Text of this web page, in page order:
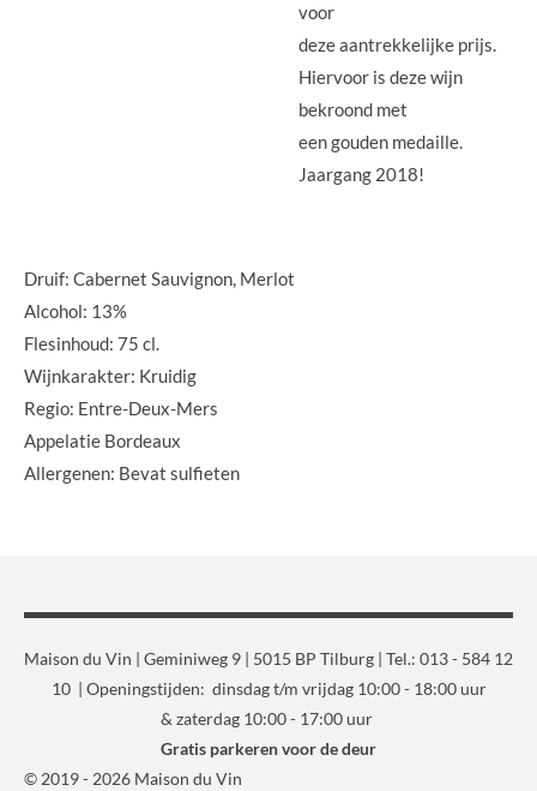
voor
deze aantrekkelijke prijs.
Hiervoor is deze wijn
bekroond met
een gouden medaille.
Jaargang 2018!
Druif: Cabernet Sauvignon, Merlot
Alcohol: 13%
Flesinhoud: 75 cl.
Wijnkarakter: Kruidig
Regio: Entre-Deux-Mers
Appelatie Bordeaux
Allergenen: Bevat sulfieten
Maison du Vin | Geminiweg 9 | 5015 BP Tilburg | Tel.: 013 - 584 12
10 | Openingstijden: dinsdag t/m vrijdag 10:00 - 18:00 uur
& zaterdag 10:00 - 17:00 uur
Gratis parkeren voor de deur
© 2019 - 2026 Maison du Vin